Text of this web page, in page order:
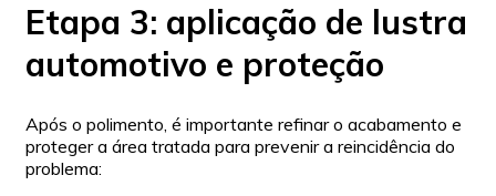
Etapa 3: aplicação de lustra
automotivo e proteção
Após o polimento, é importante refinar o acabamento e
proteger a área tratada para prevenir a reincidência do
problema: